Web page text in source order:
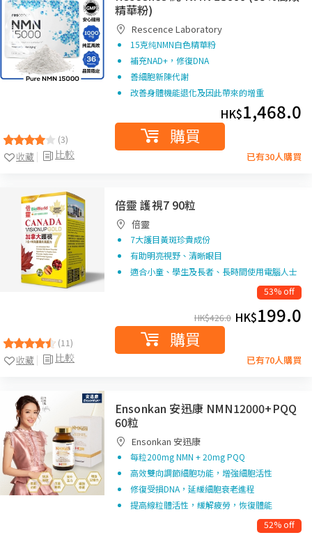
(3)
比較
收藏
精華粉)
Rescence Laboratory
15克纯NMN白色精華粉
補充NAD+，修復DNA
善細胞新陳代謝
改善身體機能退化及因此帶來的增重
HK$1,468.0
購買
已有30人購買
(11)
比較
收藏
倍靈 護視7 90粒
倍靈
7大護目黃斑珍貴成份
有助明亮視野、清晰眼目
適合小童、學生及長者、長時間使用電腦人士
53% off
HK$426.0 HK$199.0
購買
已有70人購買
Ensonkan 安迅康 NMN12000+PQQ
60粒
Ensonkan 安迅康
每粒200mg NMN + 20mg PQQ
高效雙向調節細胞功能，增強細胞活性
修復受損DNA，延緩細胞衰老進程
提高線粒體活性，緩解疲勞，恢復體能
52% off